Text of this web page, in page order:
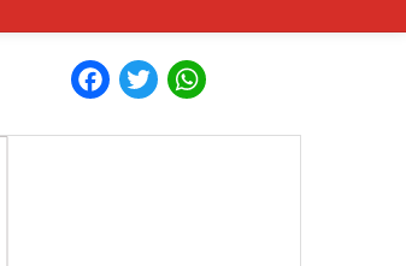
Facebook
Twitter